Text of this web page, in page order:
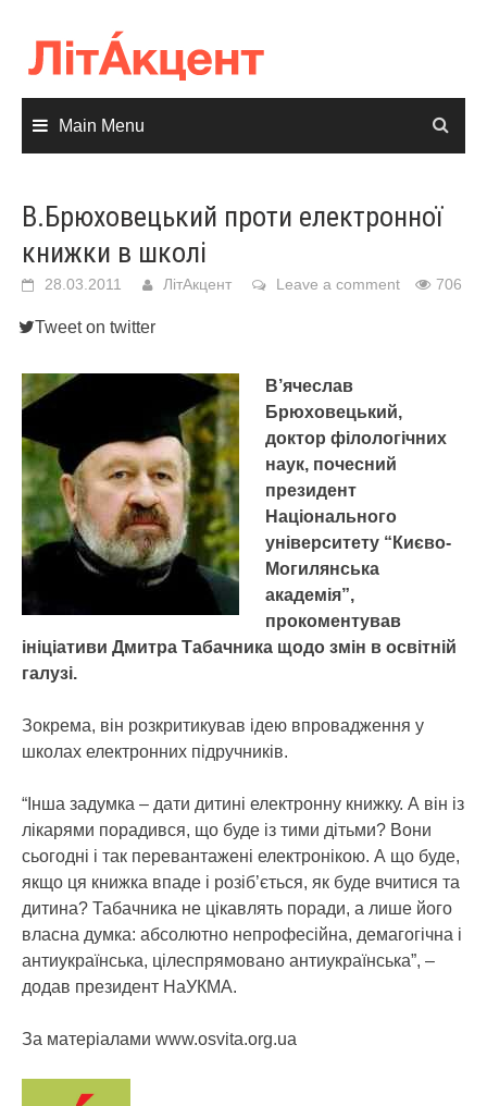
content
Main Menu
В.Брюховецький проти електронної
книжки в школі
28.03.2011 ЛітАкцент Leave a comment 706
Tweet on twitter
В’ячеслав
Брюховецький,
доктор філологічних
наук, почесний
президент
Національного
університету “Києво-
Могилянська
академія”,
прокоментував
ініціативи Дмитра Табачника щодо змін в освітній
галузі.
Зокрема, він розкритикував ідею впровадження у
школах електронних підручників.
“Інша задумка – дати дитині електронну книжку. А він із
лікарями порадився, що буде із тими дітьми? Вони
сьогодні і так перевантажені електронікою. А що буде,
якщо ця книжка впаде і розіб’ється, як буде вчитися та
дитина? Табачника не цікавлять поради, а лише його
власна думка: абсолютно непрофесійна, демагогічна і
антиукраїнська, цілеспрямовано антиукраїнська”, –
додав президент НаУКМА.
За матеріалами www.osvita.org.ua